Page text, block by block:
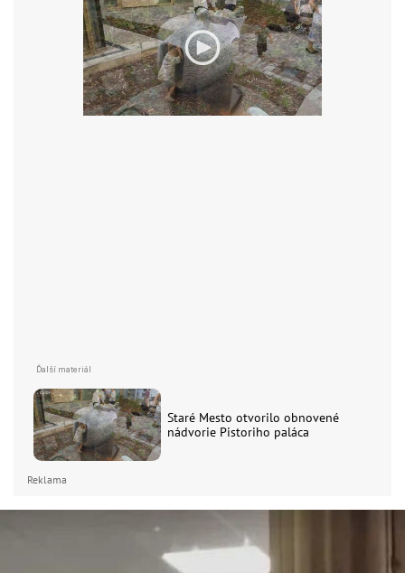
Staré Mesto otvorilo obnovené
nádvorie Pistoriho paláca
Reklama